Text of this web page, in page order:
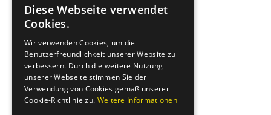
Mein Konto
Impressum
Cookies
AGBS
GERMAN
Diese Webseite verwendet
Cookies.
Wir verwenden Cookies, um die
Benutzerfreundlichkeit unserer Website zu
verbessern. Durch die weitere Nutzung
unserer Webseite stimmen Sie der
Verwendung von Cookies gemäß unserer
Cookie-Richtlinie zu. Weitere Informationen